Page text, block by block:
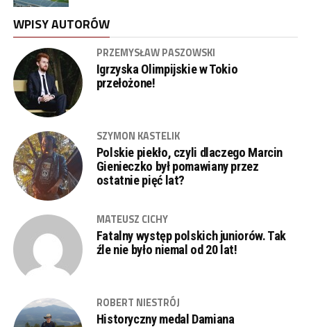
WPISY AUTORÓW
PRZEMYSŁAW PASZOWSKI
Igrzyska Olimpijskie w Tokio
przełożone!
SZYMON KASTELIK
Polskie piekło, czyli dlaczego Marcin
Gienieczko był pomawiany przez
ostatnie pięć lat?
MATEUSZ CICHY
Fatalny występ polskich juniorów. Tak
źle nie było niemal od 20 lat!
ROBERT NIESTRÓJ
Historyczny medal Damiana